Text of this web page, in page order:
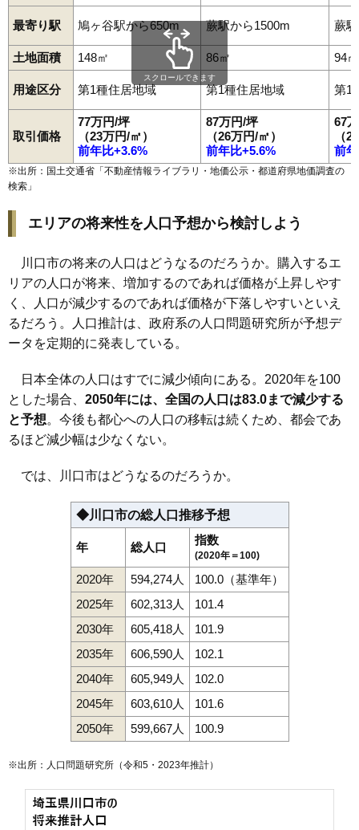
最寄り駅 鳩ヶ谷駅から650m 蕨駅から1500m 蕨
土地面積 148㎡ 86㎡ 94㎡
用途区分 第1種住居地域 第1種住居地域 第1
取引価格
77万円/坪
（23万円/㎡）
前年比+3.6%
87万円/坪
（26万円/㎡）
前年比+5.6%
67
（
前
スクロールできます
※出所：国土交通省「不動産情報ライブラリ・地価公示・都道府県地価調査の
検索 」
エリアの将来性を人口予想から検討しよう
川口市の将来の人口はどうなるのだろうか。購入するエ
リアの人口が将来、増加するのであれば価格が上昇しやす
く、人口が減少するのであれば価格が下落しやすいといえ
るだろう。人口推計は、政府系の人口問題研究所が予想デ
ータを定期的に発表している。
日本全体の人口はすでに減少傾向にある。2020年を100
とした場合、 2050年には、全国の人口は83.0まで減少する
と予想。今後も都心への人口の移転は続くため、都会であ
るほど減少幅は少なくない。
では、川口市はどうなるのだろうか。
◆川口市の総人口推移予想
年 総人口
指数
(2020年＝100)
2020年 594,274人
100.0（基準年）
2025年
602,313人
101.4
2030年
605,418人
101.9
2035年
606,590人
102.1
2040年
605,949人
102.0
2045年
603,610人
101.6
2050年
599,667人 100.9
※出所：人口問題研究所（令和5・2023年推計）